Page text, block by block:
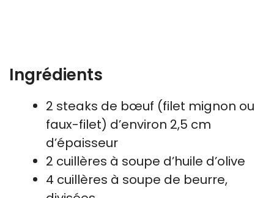
Ingrédients
2 steaks de bœuf (filet mignon ou
faux-filet) d’environ 2,5 cm
d’épaisseur
2 cuillères à soupe d’huile d’olive
4 cuillères à soupe de beurre,